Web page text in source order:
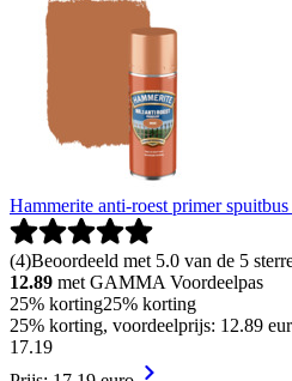
Hammerite anti-roest primer
(4)Beoordeeld met 5.0 van de 5
12.89 met GAMMA Voordeelpas
25% korting25% korting
25% korting, voordeelprijs: 12.89
17.19